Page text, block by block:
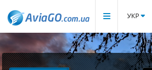
УКР